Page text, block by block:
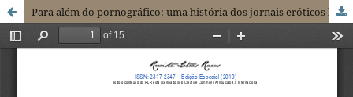
Para além do pornográfico: uma história dos jornais eróticos brasileiros do grande século XIX